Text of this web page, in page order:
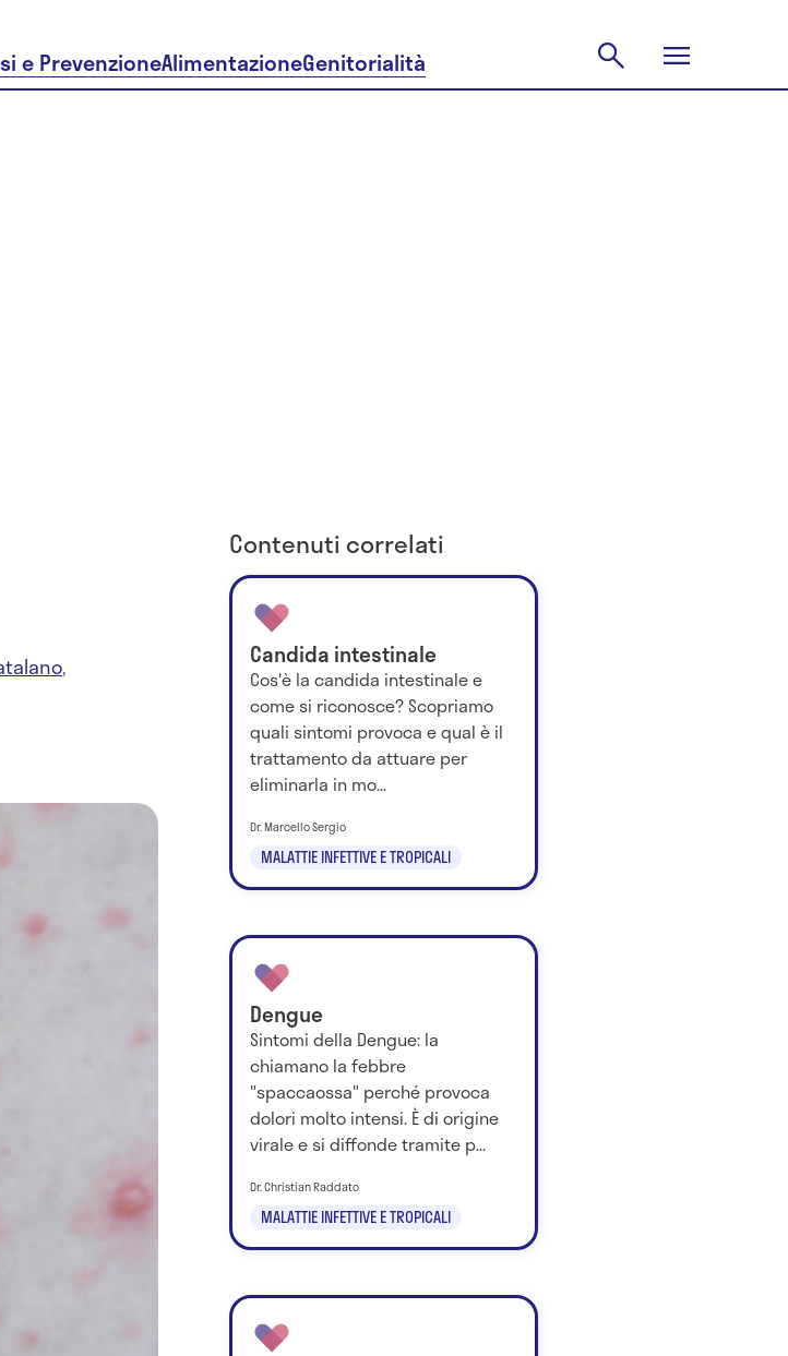
e PrevenzioneAlimentazioneGenitorialità
,
Contenuti correlati
Candida intestinale
Cos'è la candida intestinale e
come si riconosce? Scopriamo
quali sintomi provoca e qual è il
trattamento da attuare per
eliminarla in mo...
MALATTIE INFETTIVE E TROPICALI
Dr. Marcello Sergio
Dengue
Sintomi della Dengue: la
chiamano la febbre
"spaccaossa" perché provoca
dolori molto intensi. È di origine
virale e si diffonde tramite p...
MALATTIE INFETTIVE E TROPICALI
Dr. Christian Raddato